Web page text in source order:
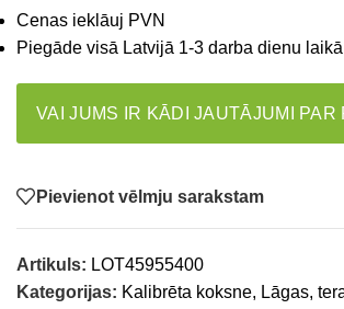
Cenas ieklāuj PVN
Piegāde visā Latvijā 1-3 darba dienu laikā
VAI JUMS IR KĀDI JAUTĀJUMI PAR
Pievienot vēlmju sarakstam
Artikuls: LOT45955400
Kategorijas: Kalibrēta koksne, Lāgas,